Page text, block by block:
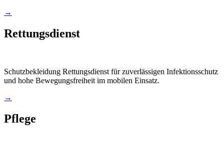
→
Rettungsdienst
Schutzbekleidung Rettungsdienst für zuverlässigen Infektionsschutz
und hohe Bewegungsfreiheit im mobilen Einsatz.
→
Pflege